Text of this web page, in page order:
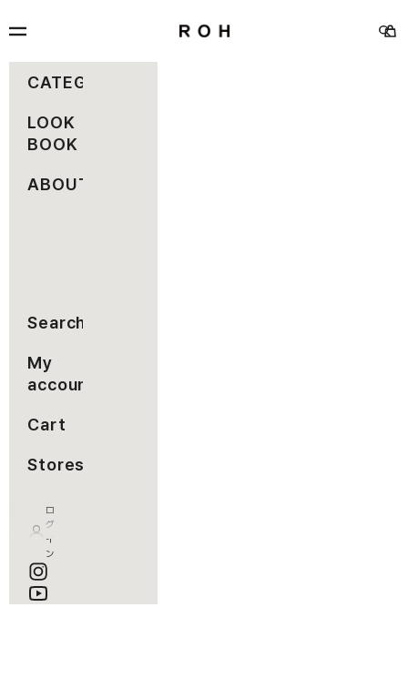
メニュー
検索
カー
CATEGORY
LOOK
BOOK
ABOUT
Search
My
account
Cart
Stores
ロ
グ
イ
ン